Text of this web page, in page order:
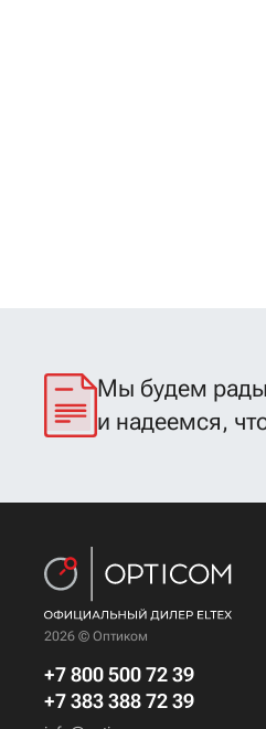
Мы будем рады
и надеемся,
2026 © Оптиком
+7 800 500 72 39
+7 383 388 72 39